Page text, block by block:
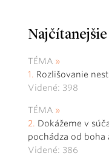
Najčítanejšie
TÉMA
Rozlišovanie
Videné: 398
TÉMA
Dokážeme v
pochádza od boha
Videné: 386